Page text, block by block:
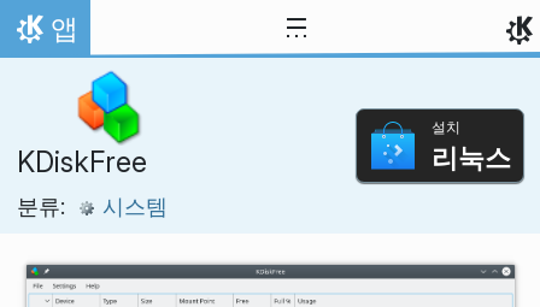
내용으로 이동
홈
앱
KDiskFree
분류: 시스템
설치
리눅스